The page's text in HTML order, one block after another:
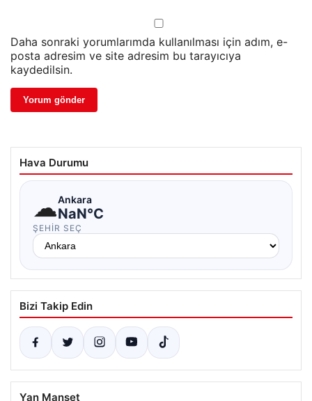
Daha sonraki yorumlarımda kullanılması için adım, e-
posta adresim ve site adresim bu tarayıcıya
kaydedilsin.
Hava Durumu
☁Ankara
NaN°C
ŞEHIR SEÇ
Bizi Takip Edin
Yan Manşet